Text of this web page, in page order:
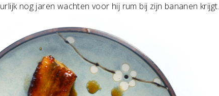
nog jaren wachten voor hij rum bij zijn bananen krijgt.